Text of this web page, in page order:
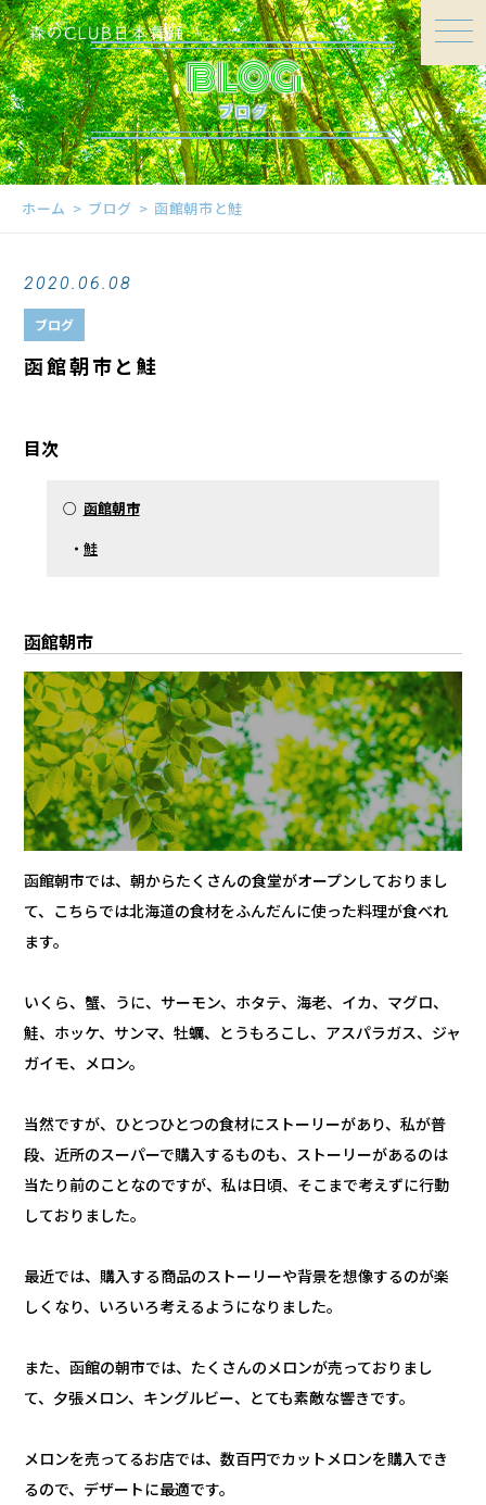
BLOG
ブログ
ホーム ブログ 函館朝市と鮭
2020.06.08
ブログ
函館朝市と鮭
目次
○ 函館朝市
・鮭
函館朝市
函館朝市では、朝からたくさんの食堂がオープンしておりまし
て、こちらでは北海道の食材をふんだんに使った料理が食べれ
ます。
いくら、蟹、うに、サーモン、ホタテ、海老、イカ、マグロ、
鮭、ホッケ、サンマ、牡蠣、とうもろこし、アスパラガス、ジャ
ガイモ、メロン。
当然ですが、ひとつひとつの食材にストーリーがあり、私が普
段、近所のスーパーで購入するものも、ストーリーがあるのは
当たり前のことなのですが、私は日頃、そこまで考えずに行動
しておりました。
最近では、購入する商品のストーリーや背景を想像するのが楽
しくなり、いろいろ考えるようになりました。
また、函館の朝市では、たくさんのメロンが売っておりまし
て、夕張メロン、キングルビー、とても素敵な響きです。
メロンを売ってるお店では、数百円でカットメロンを購入でき
るので、デザートに最適です。